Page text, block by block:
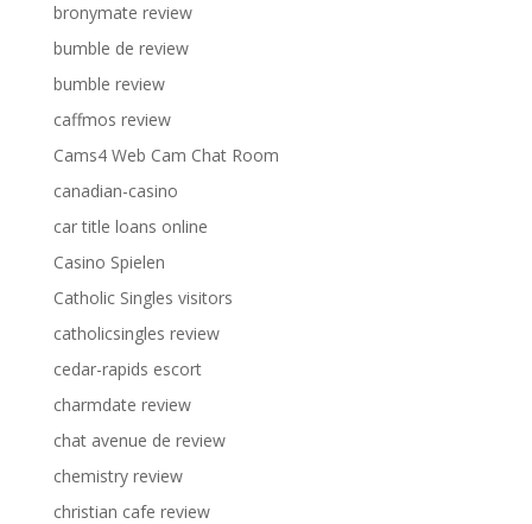
bronymate review
bumble de review
bumble review
caffmos review
Cams4 Web Cam Chat Room
canadian-casino
car title loans online
Casino Spielen
Catholic Singles visitors
catholicsingles review
cedar-rapids escort
charmdate review
chat avenue de review
chemistry review
christian cafe review